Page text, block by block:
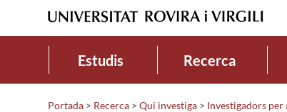
Estudis Recerca
Portada > Recerca > Qui investiga > Investigadors per